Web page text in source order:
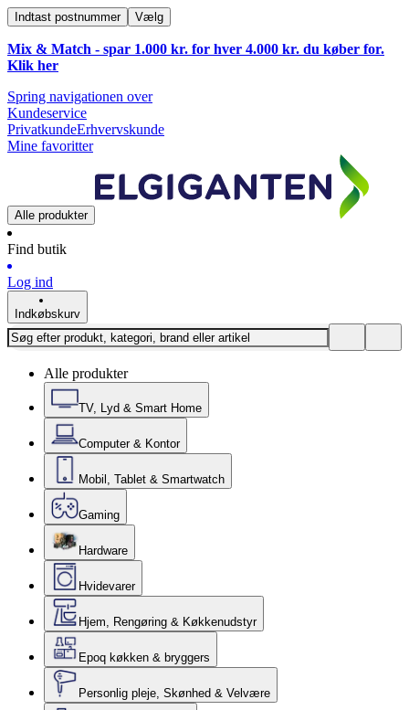
Indtast postnummer Vælg
Mix & Match - spar 1.000 kr. for hver 4.000 kr. du køber for.
Klik her
Spring navigationen over
Kundeservice
PrivatkundeErhvervskunde
Mine favoritter
Alle produkter
Find butik
Log ind
Indkøbskurv
Alle produkter
TV, Lyd & Smart Home
Computer & Kontor
Mobil, Tablet & Smartwatch
Gaming
Hardware
Hvidevarer
Hjem, Rengøring & Køkkenudstyr
Epoq køkken & bryggers
Personlig pleje, Skønhed & Velvære